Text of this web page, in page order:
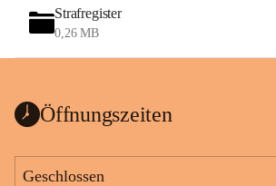
Strafregister
0,26 MB
Öffnungszeiten
Geschlossen